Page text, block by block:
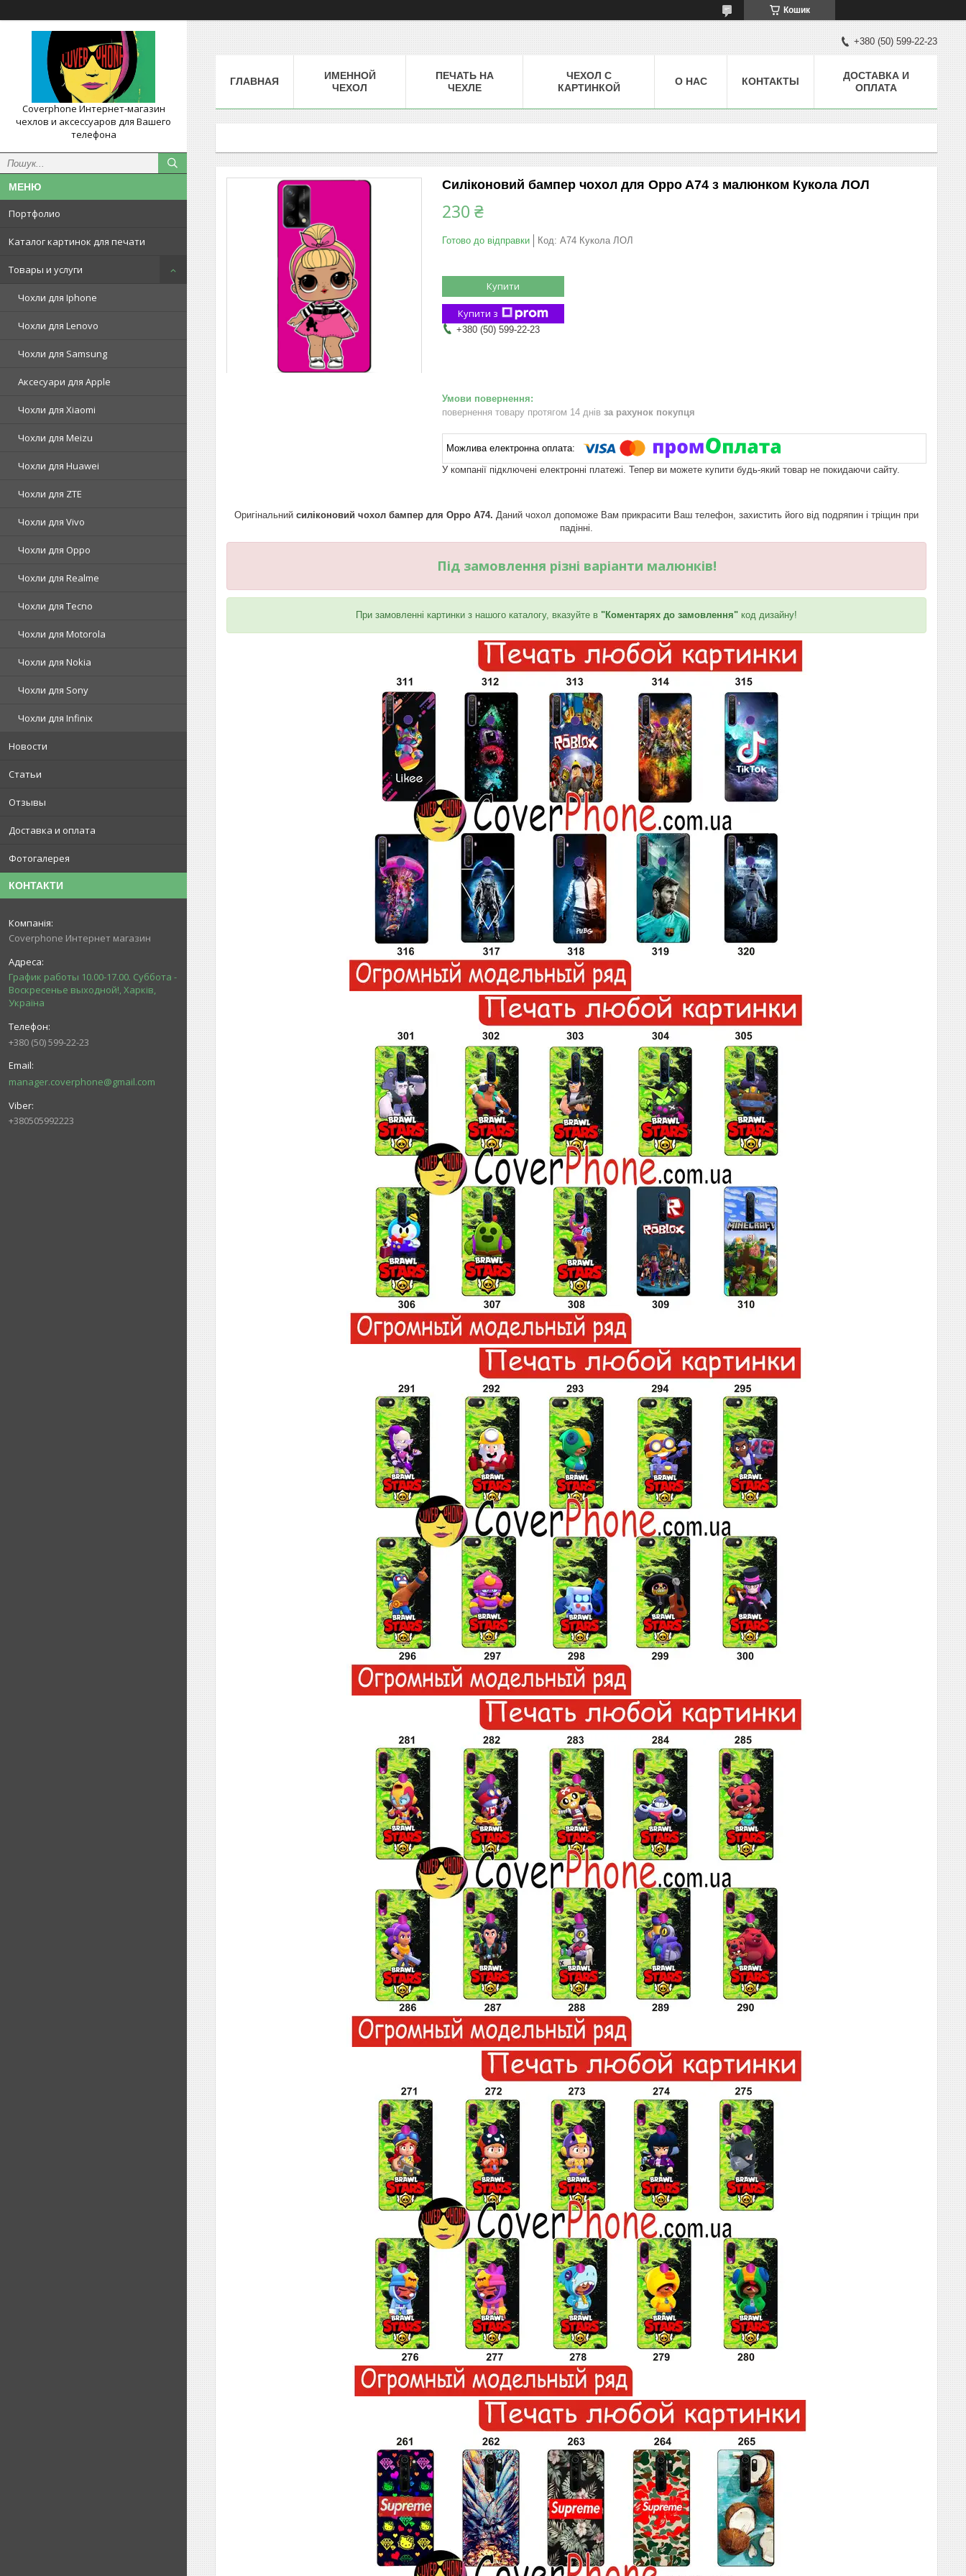
Кошик
Coverphone Интернет-магазин
чехлов и аксессуаров для Вашего
телефона
Портфолио
Каталог картинок для печати
Товары и услуги
Чохли для Iphone
Чохли для Lenovo
Чохли для Samsung
Аксесуари для Apple
Чохли для Xiaomi
Чохли для Meizu
Чохли для Huawei
Чохли для ZTE
Чохли для Vivo
Чохли для Oppo
Чохли для Realme
Чохли для Tecno
Чохли для Motorola
Чохли для Nokia
Чохли для Sony
Чохли для Infinix
Новости
Статьи
Отзывы
Доставка и оплата
Фотогалерея
КОНТАКТИ
Coverphone Интернет магазин
График работы 10.00-17.00. Суббота -
Воскресенье выходной!, Харків,
Україна
+380 (50) 599-22-23
manager.coverphone@gmail.com
+380505992223
+380 (50) 599-22-23
ГЛАВНАЯ
ИМЕННОЙ
ЧЕХОЛ
ПЕЧАТЬ НА
ЧЕХЛЕ
ЧЕХОЛ С
КАРТИНКОЙ
О НАС КОНТАКТЫ
ДОСТАВКА И
ОПЛАТА
Силіконовий бампер чохол для Oppo A74 з малюнком Кукола ЛОЛ
230 ₴
Готово до відправки Код: A74 Кукола ЛОЛ
Купити
Купити з
+380 (50) 599-22-23
повернення товару протягом 14 днів за рахунок покупця
У компанії підключені електронні платежі. Тепер ви можете купити будь-який товар не покидаючи сайту.
Оригінальний силіконовий чохол бампер для Oppo A74. Даний чохол допоможе Вам прикрасити Ваш телефон, захистить його від подряпин і тріщин при
падінні.
Під замовлення різні варіанти малюнків!
При замовленні картинки з нашого каталогу, вказуйте в "Коментарях до замовлення" код дизайну!